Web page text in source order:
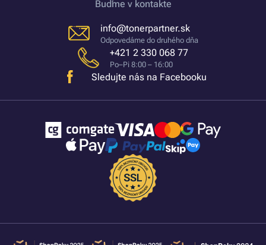
Buďme v kontakte
info@tonerpartner.sk
Odpovedáme do druhého dňa
+421 2 330 068 77
Po–Pi 8:00 – 16:00
Sledujte nás na Facebooku